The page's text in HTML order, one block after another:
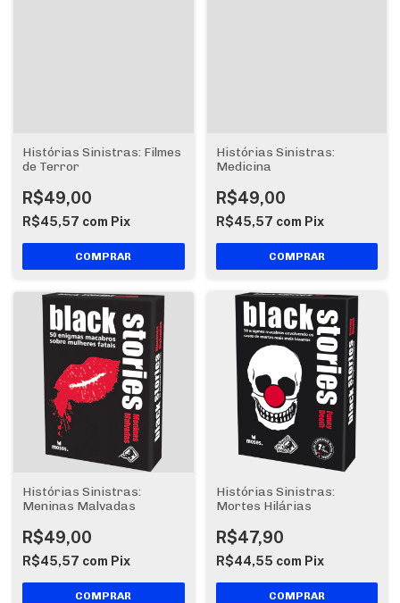
Histórias Sinistras: Filmes
de Terror
R$49,00
R$45,57 com Pix
Histórias Sinistras:
Medicina
R$49,00
R$45,57 com Pix
Histórias Sinistras:
Meninas Malvadas
R$49,00
R$45,57 com Pix
Histórias Sinistras:
Mortes Hilárias
R$47,90
R$44,55 com Pix